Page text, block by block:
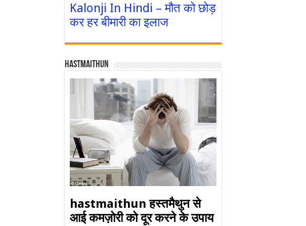
Kalonji In Hindi – मौत को छोड़
कर हर बीमारी का इलाज
Hastmaithun
hastmaithun हस्तमैथुन से
आई कमज़ोरी को दूर करने के उपाय